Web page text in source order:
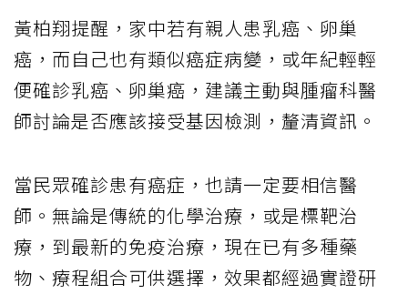
黃柏翔提醒，家中若有親人患乳癌、卵巢
癌，而自己也有類似癌症病變，或年紀輕輕
便確診乳癌、卵巢癌，建議主動與腫瘤科醫
師討論是否應該接受基因檢測，釐清資訊。
當民眾確診患有癌症，也請一定要相信醫
師。無論是傳統的化學治療，或是標靶治
療，到最新的免疫治療，現在已有多種藥
物、療程組合可供選擇，效果都經過實證研